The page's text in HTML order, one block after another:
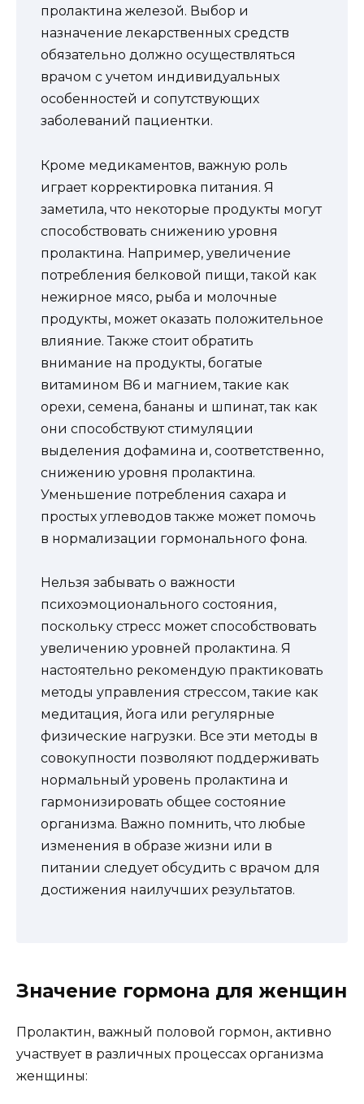
пролактина железой. Выбор и
назначение лекарственных средств
обязательно должно осуществляться
врачом с учетом индивидуальных
особенностей и сопутствующих
заболеваний пациентки.
Кроме медикаментов, важную роль
играет корректировка питания. Я
заметила, что некоторые продукты могут
способствовать снижению уровня
пролактина. Например, увеличение
потребления белковой пищи, такой как
нежирное мясо, рыба и молочные
продукты, может оказать положительное
влияние. Также стоит обратить
внимание на продукты, богатые
витамином B6 и магнием, такие как
орехи, семена, бананы и шпинат, так как
они способствуют стимуляции
выделения дофамина и, соответственно,
снижению уровня пролактина.
Уменьшение потребления сахара и
простых углеводов также может помочь
в нормализации гормонального фона.
Нельзя забывать о важности
психоэмоционального состояния,
поскольку стресс может способствовать
увеличению уровней пролактина. Я
настоятельно рекомендую практиковать
методы управления стрессом, такие как
медитация, йога или регулярные
физические нагрузки. Все эти методы в
совокупности позволяют поддерживать
нормальный уровень пролактина и
гармонизировать общее состояние
организма. Важно помнить, что любые
изменения в образе жизни или в
питании следует обсудить с врачом для
достижения наилучших результатов.
Значение гормона для женщин
Пролактин, важный половой гормон, активно
участвует в различных процессах организма
женщины: